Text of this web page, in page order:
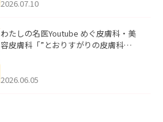
た。
2026.07.10
わたしの名医Youtube めぐ皮膚科・美
容皮膚科「”とおりすがりの皮膚科
2026.06.05